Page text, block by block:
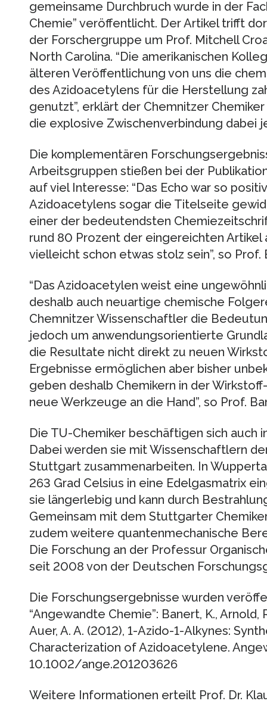
gemeinsame Durchbruch wurde in der
Chemie” veröffentlicht. Der Artikel trifft
der Forschergruppe um Prof. Mitchell
North Carolina. “Die amerikanischen
älteren Veröffentlichung von uns die
des Azidoacetylens für die Herstellung
genutzt”, erklärt der Chemnitzer
die explosive Zwischenverbindung dabei
Die komplementären
Arbeitsgruppen stießen bei der
auf viel Interesse: “Das Echo war so
Azidoacetylens sogar die Titelseite
einer der bedeutendsten
rund 80 Prozent der eingereichten Artikel
vielleicht schon etwas stolz sein”, so Prof.
“Das Azidoacetylen weist eine
deshalb auch neuartige chemische
Chemnitzer Wissenschaftler die
jedoch um anwendungsorientierte
die Resultate nicht direkt zu neuen
Ergebnisse ermöglichen aber bisher
geben deshalb Chemikern in der
neue Werkzeuge an die Hand”, so Prof.
Die TU-Chemiker beschäftigen sich auch
Dabei werden sie mit Wissenschaftlern
Stuttgart zusammenarbeiten. In
263 Grad Celsius in eine Edelgasmatrix
sie längerlebig und kann durch
Gemeinsam mit dem Stuttgarter
zudem weitere quantenmechanische
Die Forschung an der Professur
seit 2008 von der Deutschen
Die Forschungsergebnisse wurden
“Angewandte Chemie”: Banert, K., Arnold,
Auer, A. A. (2012), 1-Azido-1-Alkynes:
Characterization of Azidoacetylene.
10.1002/ange.201203626
Weitere Informationen erteilt Prof. Dr.